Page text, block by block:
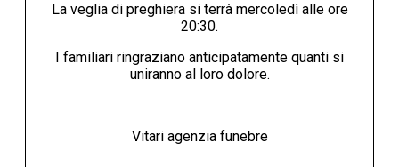
La veglia di preghiera si terrà mercoledì alle ore
20:30.
I familiari ringraziano anticipatamente quanti si
uniranno al loro dolore.
Vitari agenzia funebre